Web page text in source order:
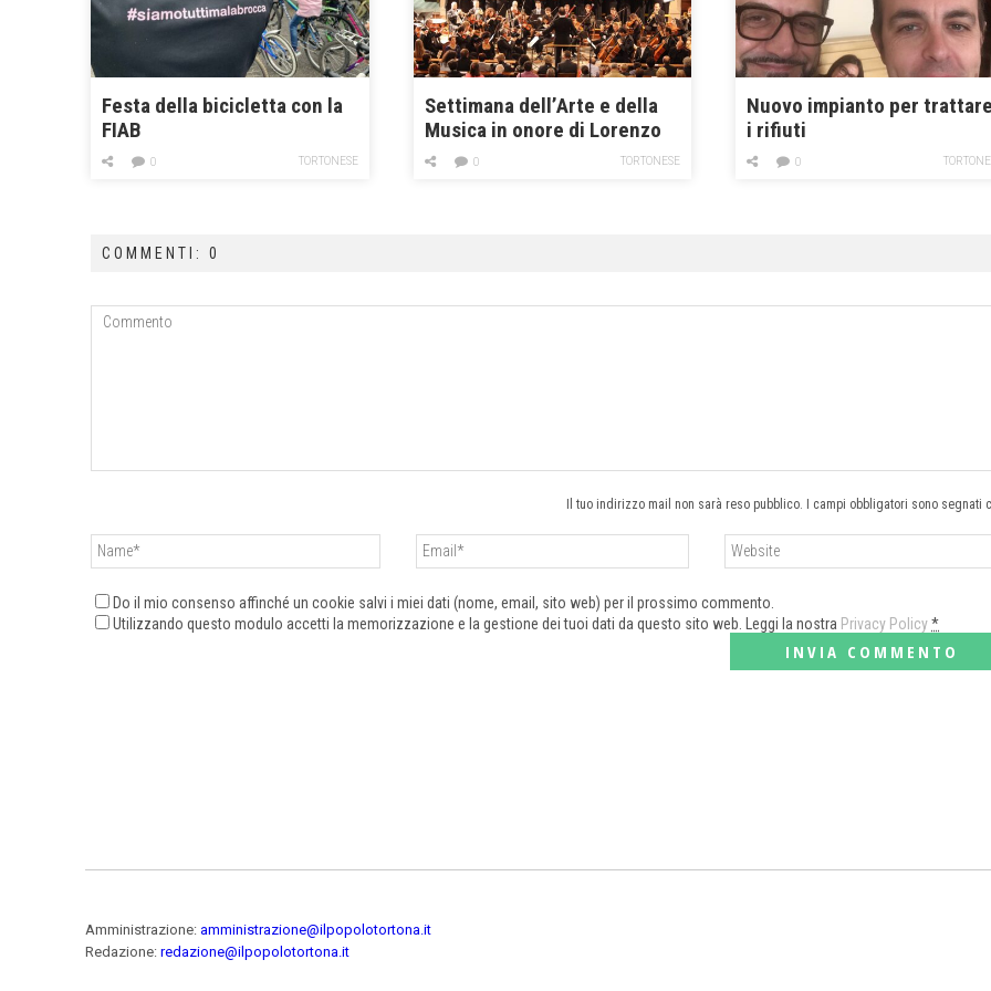
Festa della bicicletta con la
FIAB
TORTONESE
0
Settimana dell’Arte e della
Musica in onore di Lorenzo
Perosi
TORTONESE
0
Nuovo impianto per
i rifiuti
0
COMMENTI: 0
Il tuo indirizzo mail non sarà reso pubblico. I campi obbligatori sono segnati
Do il mio consenso affinché un cookie salvi i miei dati (nome, email, sito web) per il prossimo commento.
Utilizzando questo modulo accetti la memorizzazione e la gestione dei tuoi dati da questo sito web. Leggi la nostra Privacy Policy*
Amministrazione: amministrazione@ilpopolotortona.it
Redazione: redazione@ilpopolotortona.it